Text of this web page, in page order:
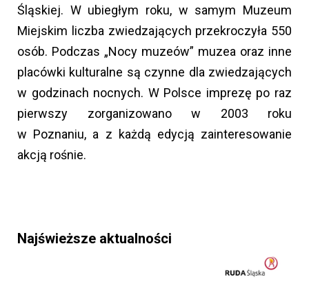
Śląskiej. W ubiegłym roku, w samym Muzeum
Miejskim liczba zwiedzających przekroczyła 550
osób. Podczas „Nocy muzeów” muzea oraz inne
placówki kulturalne są czynne dla zwiedzających
w godzinach nocnych. W Polsce imprezę po raz
pierwszy zorganizowano w 2003 roku
w Poznaniu, a z każdą edycją zainteresowanie
akcją rośnie.
Najświeższe aktualności